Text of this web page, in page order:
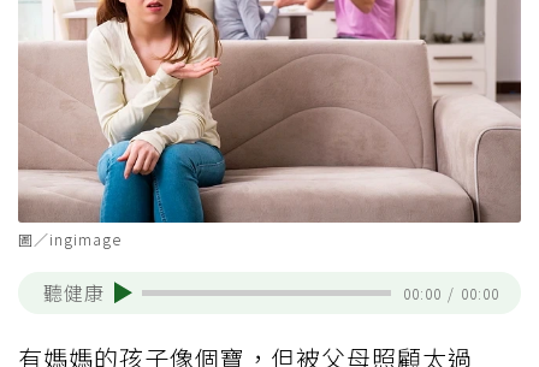
圖／ingimage
聽健康 00:00 / 00:00
有媽媽的孩子像個寶，但被父母照顧太過